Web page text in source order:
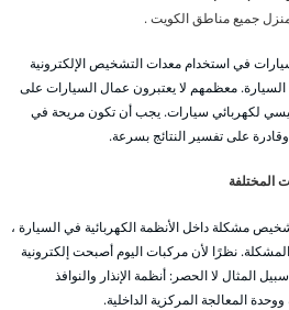
جميع مناطق الكويت .
في استخدام معدات التشخيص الإلكترونية
معظمهم لا يعتبرون عمال السيارات على
لكهربائي سيارات. يجب أن تكون مريحة في
على تفسير النتائج بسرعة.
المختلفة
مشكلة داخل الأنظمة الكهربائية في السيارة ،
نظرًا لأن مركبات اليوم أصبحت إلكترونية
المثال لا الحصر: أنظمة الإنذار والنوافذ
ووحدة المعالجة المركزية الداخلية.